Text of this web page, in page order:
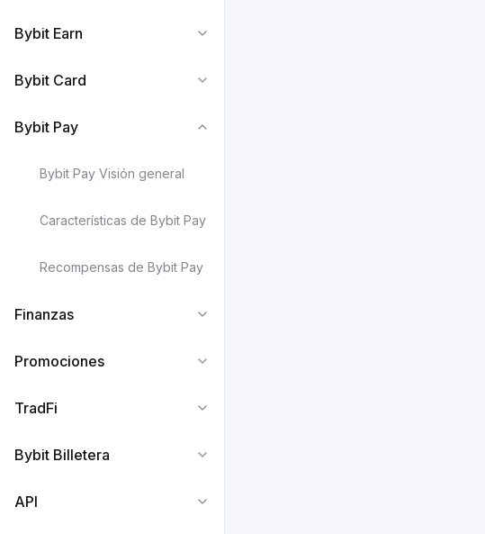
Bybit Earn
Bybit Card
Bybit Pay
Bybit Pay Visión general
Características de Bybit Pay
Recompensas de Bybit Pay
Finanzas
Promociones
TradFi
Bybit Billetera
API